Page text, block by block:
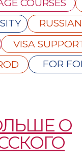
О
COURSES
FOR
VISA